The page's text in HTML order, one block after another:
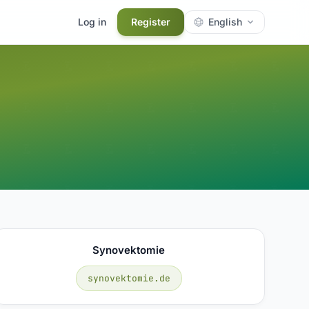
Log in Register English
Synovektomie
synovektomie.de